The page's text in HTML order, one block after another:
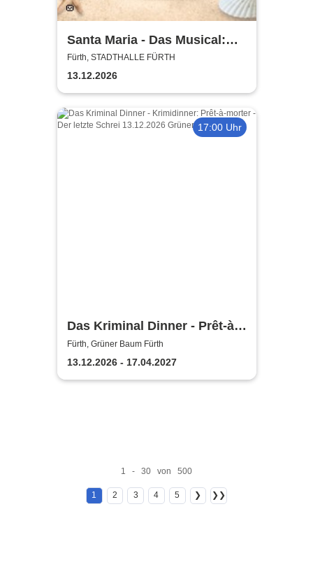
Santa Maria - Das Musical:
Insel wie aus Träumen
geboren
Fürth, STADTHALLE FÜRTH
13.12.2026
17:00 Uhr
Das Kriminal Dinner - Prêt-à-
morter - Der letzte Schrei
Fürth, Grüner Baum Fürth
13.12.2026 - 17.04.2027
1 - 30 von 500
1 2 3 4 5 ❯ ❯❯